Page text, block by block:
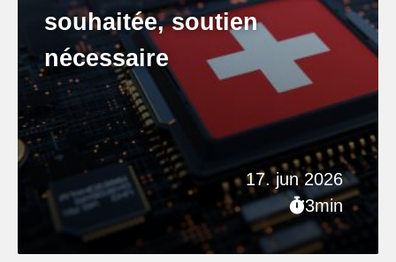
17. jun 2026
3min
souhaitée, soutien
nécessaire